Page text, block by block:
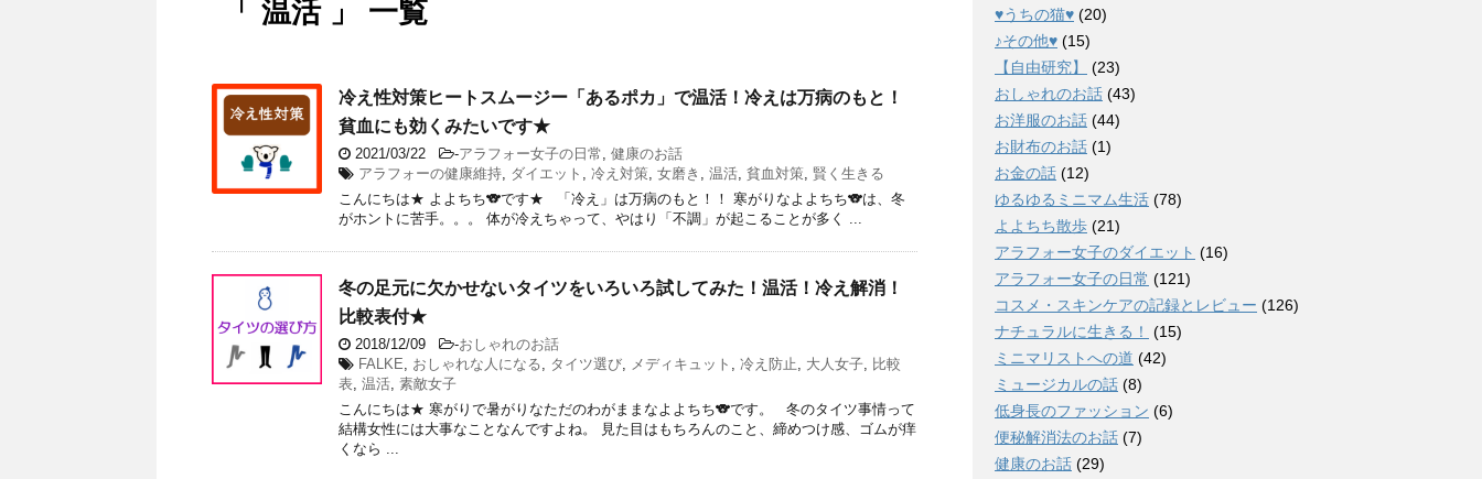
「 温活 」 一覧
冷え性対策ヒートスムージー「あるポカ」で温活！冷えは万病のもと！
貧血にも効くみたいです★
2021/03/22 -アラフォー女子の日常, 健康のお話
アラフォーの健康維持, ダイエット , 冷え対策, 女磨き , 温活, 貧血対策, 賢く生きる
こんにちは★ よよちち🐨です★ 「冷え」は万病のもと！！ 寒がりなよよちち🐨は、冬
がホントに苦手。。。 体が冷えちゃって、やはり「不調」が起こることが多く ...
冬の足元に欠かせないタイツをいろいろ試してみた！温活！冷え解消！
比較表付★
2018/12/09 -おしゃれのお話
FALKE, おしゃれな人になる, タイツ選び, メディキュット , 冷え防止, 大人女子, 比較
表, 温活, 素敵女子
こんにちは★ 寒がりで暑がりなただのわがままなよよちち🐨です。 冬のタイツ事情って
結構女性には大事なことなんですよね。 見た目はもちろんのこと、締めつけ感、ゴムが痒
くなら ...
♥うちの猫♥ (20)
♪その他♥ (15)
【自由研究】
(23)
おしゃれのお話 (43)
お洋服のお話 (44)
お財布のお話 (1)
お金の話 (12)
ゆるゆるミニマム生活 (78)
よよちち散歩 (21)
アラフォー女子のダイエット (16)
アラフォー女子の日常 (121)
コスメ・スキンケアの記録とレビュー (126)
ナチュラルに生きる！
(15)
ミニマリストへの道 (42)
ミュージカルの話 (8)
低身長のファッション (6)
便秘解消法のお話 (7)
健康のお話 (29)